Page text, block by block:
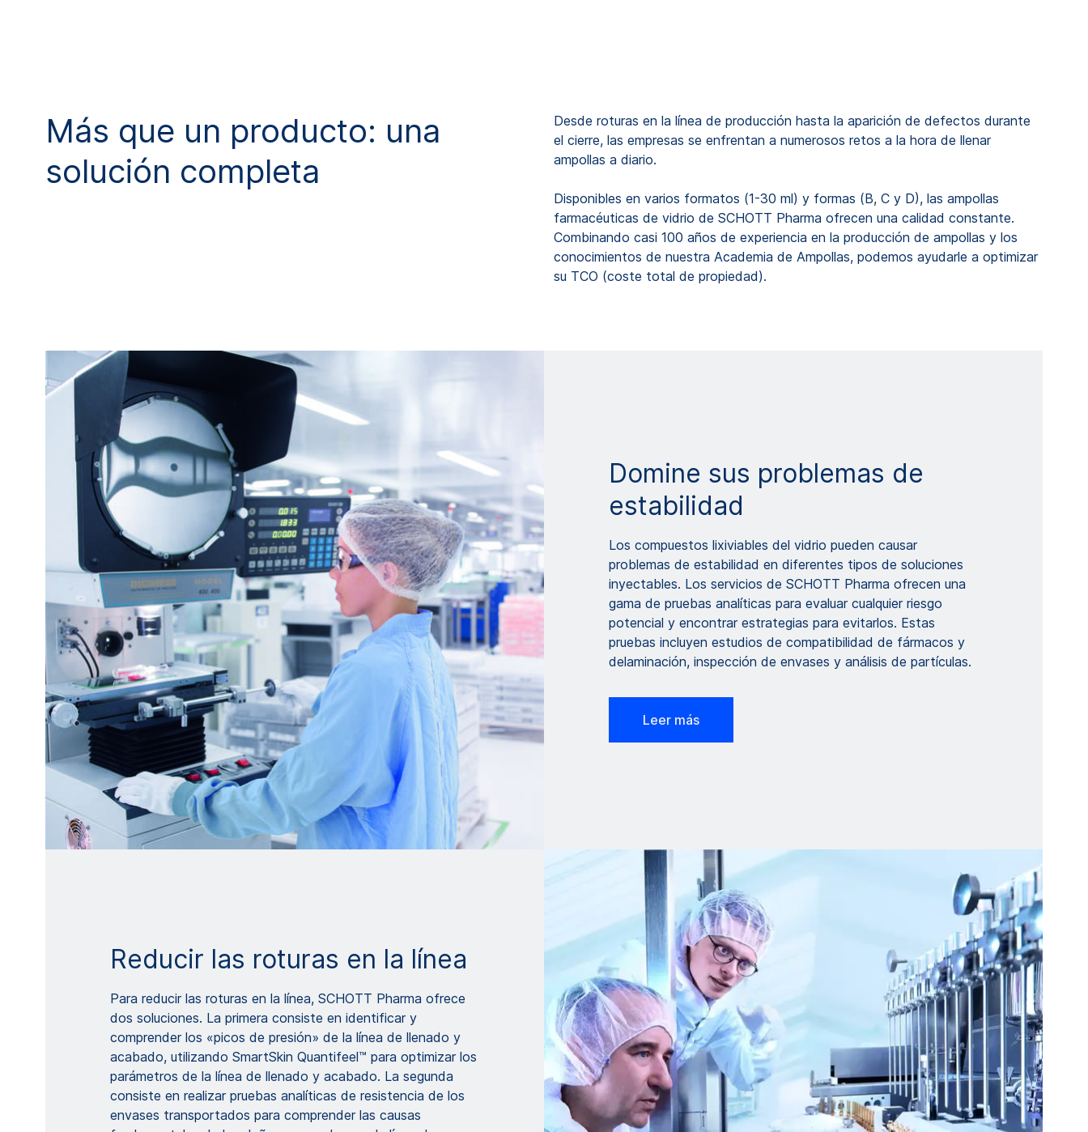
Más que un producto: una
solución completa
Desde roturas en la línea de producción hasta la aparición de defectos durante
el cierre, las empresas se enfrentan a numerosos retos a la hora de llenar
ampollas a diario.
Disponibles en varios formatos (1-30 ml) y formas (B, C y D), las ampollas
farmacéuticas de vidrio de SCHOTT Pharma ofrecen una calidad constante.
Combinando casi 100 años de experiencia en la producción de ampollas y los
conocimientos de nuestra Academia de Ampollas, podemos ayudarle a optimizar
su TCO (coste total de propiedad).
Domine sus problemas de
estabilidad
Los compuestos lixiviables del vidrio pueden causar
problemas de estabilidad en diferentes tipos de soluciones
inyectables. Los servicios de SCHOTT Pharma ofrecen una
gama de pruebas analíticas para evaluar cualquier riesgo
potencial y encontrar estrategias para evitarlos. Estas
pruebas incluyen estudios de compatibilidad de fármacos y
delaminación, inspección de envases y análisis de partículas.
Leer más
Reducir las roturas en la línea
Para reducir las roturas en la línea, SCHOTT Pharma ofrece
dos soluciones. La primera consiste en identificar y
comprender los «picos de presión» de la línea de llenado y
acabado, utilizando SmartSkin Quantifeel™ para optimizar los
parámetros de la línea de llenado y acabado. La segunda
consiste en realizar pruebas analíticas de resistencia de los
envases transportados para comprender las causas